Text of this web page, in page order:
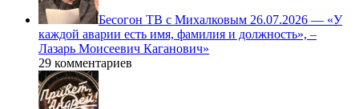
Бесогон ТВ с Михалковым 26.07.2026 — «У
каждой аварии есть имя, фамилия и должность», –
Лазарь Моисеевич Каганович»
29 комментариев